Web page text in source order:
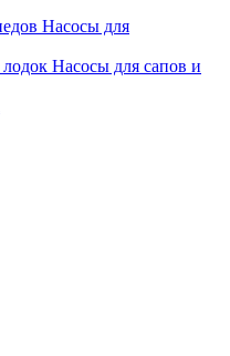
Насосы для
Насосы для сапов и